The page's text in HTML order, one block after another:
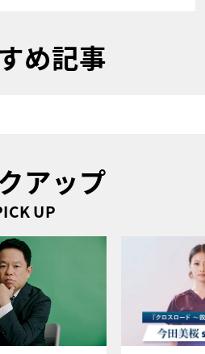
め記事
アップ
UP